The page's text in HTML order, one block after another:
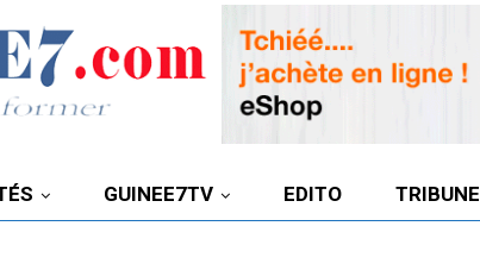
GUINEE7TV EDITO TRIBUNE